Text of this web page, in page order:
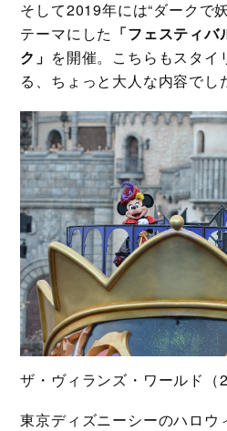
そして2019年には“ダークで
テーマにした 「フェスティ
ク」 を開催。こちらもスタイ
る、ちょっと大人な内容でし
ザ・ヴィランズ・ワールド
東京ディズニーシーのハロウ